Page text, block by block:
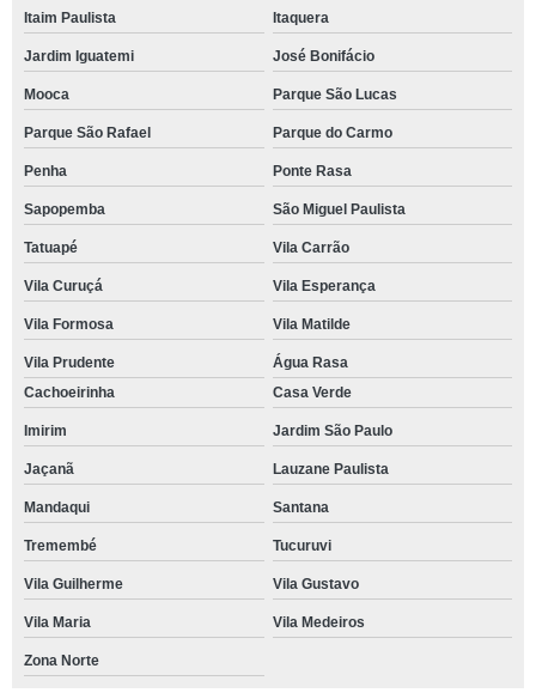
Itaim Paulista Itaquera
Jardim Iguatemi José Bonifácio
Mooca Parque São Lucas
Parque São Rafael Parque do Carmo
Penha Ponte Rasa
Sapopemba São Miguel Paulista
Tatuapé Vila Carrão
Vila Curuçá Vila Esperança
Vila Formosa Vila Matilde
Vila Prudente
Água Rasa
Cachoeirinha
Casa Verde
Imirim Jardim São Paulo
Jaçanã Lauzane Paulista
Mandaqui Santana
Tremembé Tucuruvi
Vila Guilherme Vila Gustavo
Vila Maria Vila Medeiros
Zona Norte